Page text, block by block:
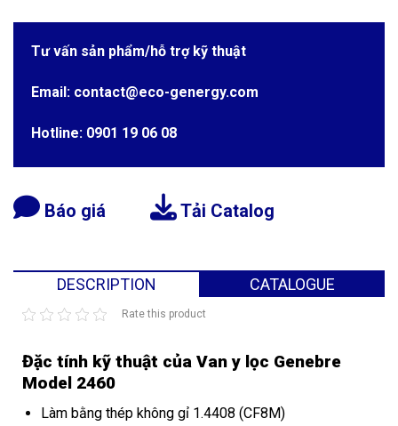
Tư vấn sản phẩm/hỗ trợ kỹ thuật
Email: contact@eco-genergy.com
Hotline: 0901 19 06 08
Báo giá Tải Catalog
DESCRIPTION CATALOGUE
Rate this product
Đặc tính kỹ thuật của Van y lọc Genebre
Model 2460
Làm bằng thép không gỉ 1.4408 (CF8M)